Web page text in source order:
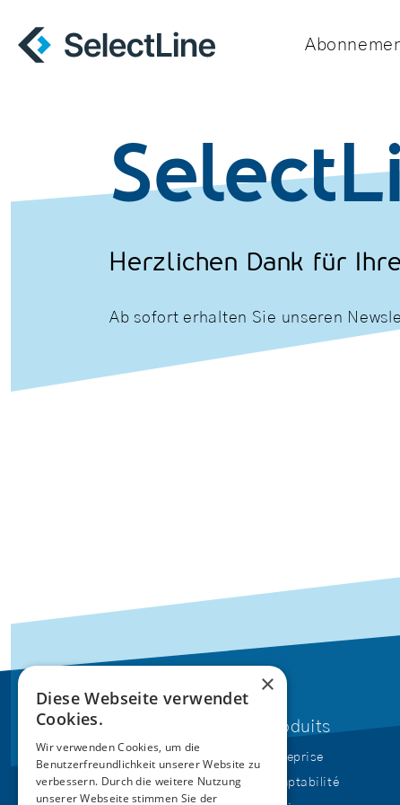
Herzlichen Dank für
Ab sofort erhalten Sie unseren
Produits
Entreprise
Comptabilité
×
Diese Webseite verwendet
Cookies.
Wir verwenden Cookies, um die
Benutzerfreundlichkeit unserer Website zu
verbessern. Durch die weitere Nutzung
unserer Webseite stimmen Sie der